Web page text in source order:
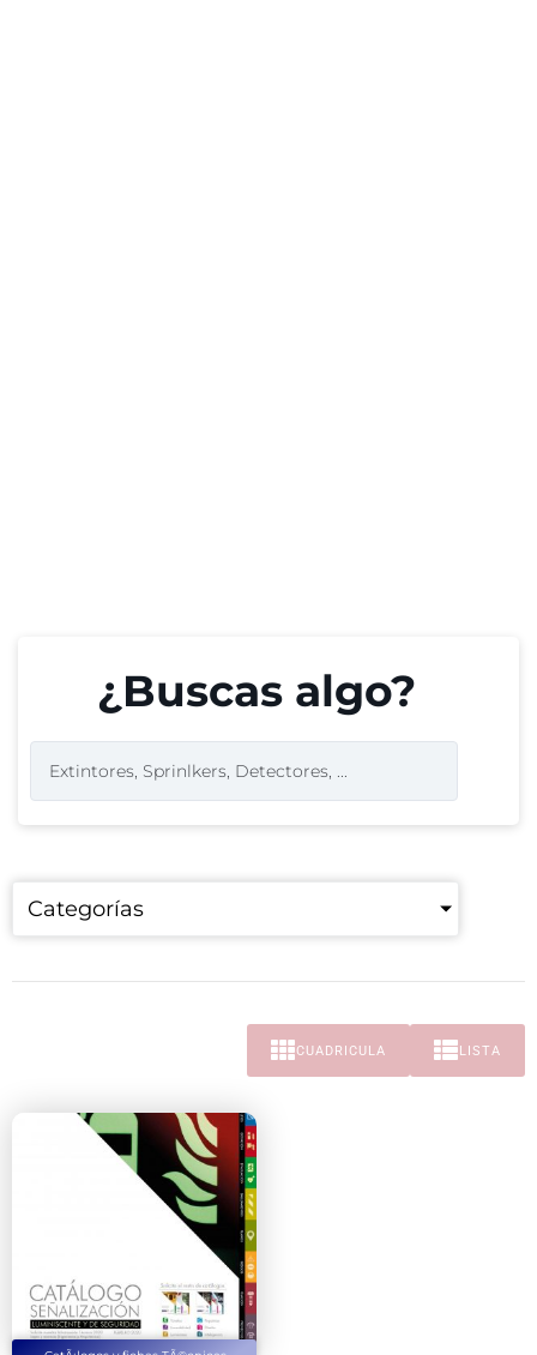
¿Buscas algo?
Categorías
CUADRICULA LISTA